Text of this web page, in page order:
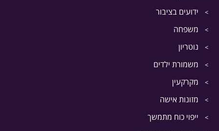
ידועים בציבור
משפחה
נוטריון
משמורת ילדים
מקרקעין
מזונות אישה
ייפוי כוח מתמשך